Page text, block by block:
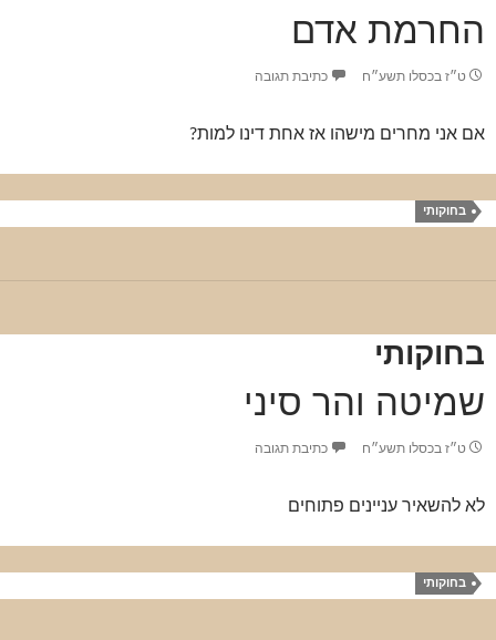
החרמת אדם
ט״ז בכסלו תשע״ח כתיבת תגובה
אם אני מחרים מישהו אז אחת דינו למות?
בחוקותי
בחוקותי
שמיטה והר סיני
ט״ז בכסלו תשע״ח כתיבת תגובה
לא להשאיר עניינים פתוחים
בחוקותי